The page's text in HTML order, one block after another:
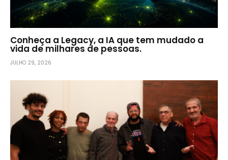
Conheça a Legacy, a IA que tem mudado a
vida de milhares de pessoas.
JULHO 29, 2026